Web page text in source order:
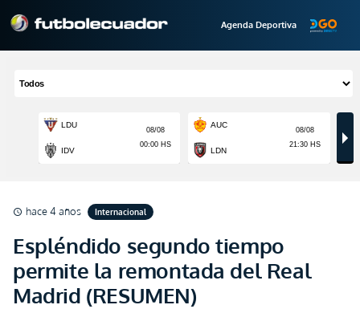
Agenda Deportiva
schedule hace 4 años Internacional
Espléndido segundo tiempo
permite la remontada del Real
Madrid (RESUMEN)